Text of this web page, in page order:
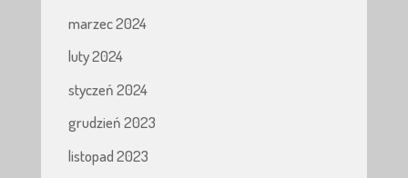
marzec 2024
luty 2024
styczeń 2024
grudzień 2023
listopad 2023